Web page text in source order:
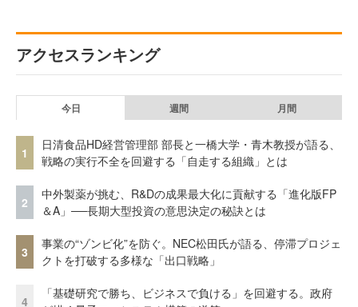
アクセスランキング
今日 週間 月間
1
日清食品HD経営管理部 部長と一橋大学・青木教授が語る、
戦略の実行不全を回避する「自走する組織」とは
2
中外製薬が挑む、R&Dの成果最大化に貢献する「進化版FP
＆A」──長期大型投資の意思決定の秘訣とは
3
事業の“ゾンビ化”を防ぐ。NEC松田氏が語る、停滞プロジェ
クトを打破する多様な「出口戦略」
4
「基礎研究で勝ち、ビジネスで負ける」を回避する。政府